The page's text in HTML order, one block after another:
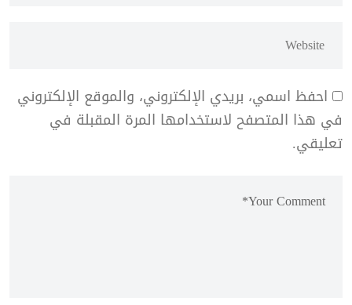
احفظ اسمي، بريدي الإلكتروني، والموقع الإلكتروني
في هذا المتصفح لاستخدامها المرة المقبلة في
تعليقي.